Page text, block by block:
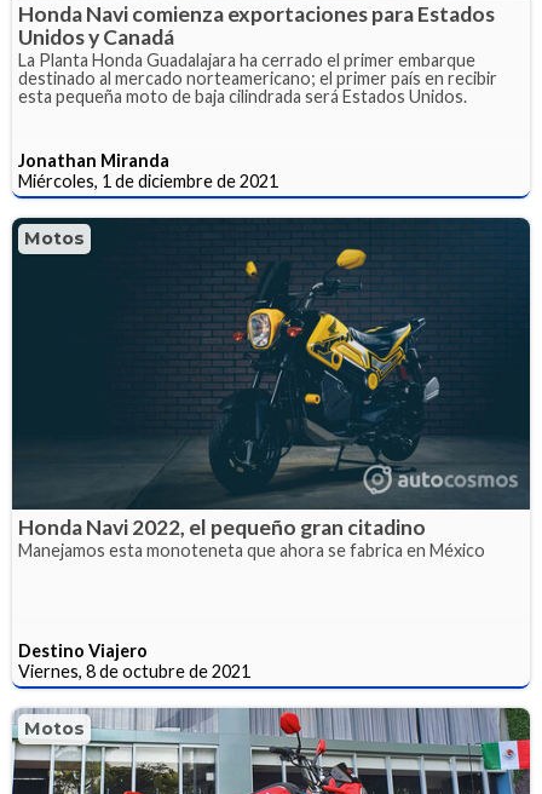
Honda Navi comienza exportaciones para Estados
Unidos y Canadá
La Planta Honda Guadalajara ha cerrado el primer embarque
destinado al mercado norteamericano; el primer país en recibir
esta pequeña moto de baja cilindrada será Estados Unidos.
Jonathan Miranda
Miércoles, 1 de diciembre de 2021
Motos
Honda Navi 2022, el pequeño gran citadino
Manejamos esta monoteneta que ahora se fabrica en México
Destino Viajero
Viernes, 8 de octubre de 2021
Motos